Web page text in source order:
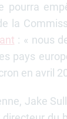
pourra
la
: « nous
pays
en avril
Jake